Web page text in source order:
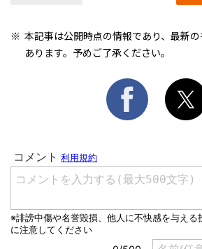
本記事は公開時点の情報であり、最新
あります。予めご了承ください。